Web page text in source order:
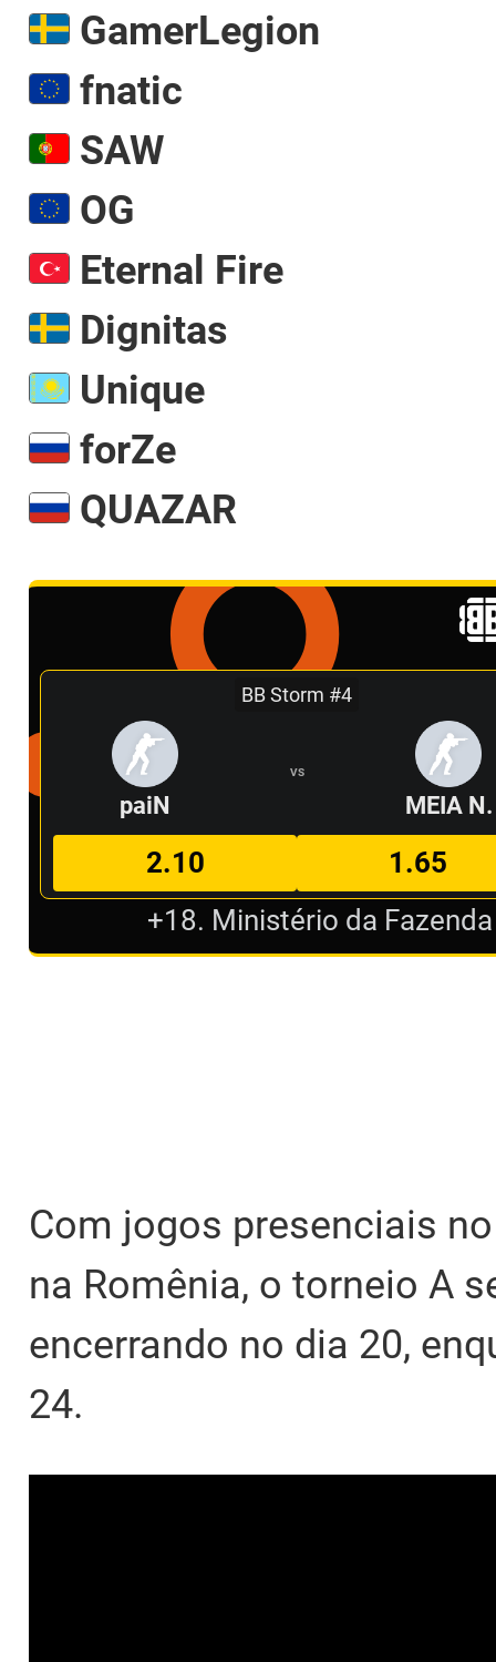
GamerLegion
fnatic
SAW
OG
Eternal Fire
Dignitas
Unique
forZe
QUAZAR
BB Storm #4
paiN
VS
MEIA N.
2.10
1.65
+18. Ministério da
Com jogos presenciais
na Romênia, o torneio A
encerrando no dia 20,
24.